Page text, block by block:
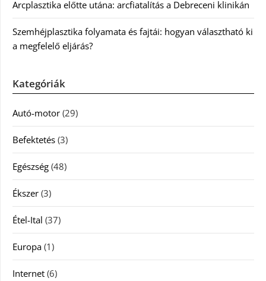
Arcplasztika előtte utána: arcfiatalítás a Debreceni klinikán
Szemhéjplasztika folyamata és fajtái: hogyan választható ki
a megfelelő eljárás?
Kategóriák
Autó-motor (29)
Befektetés (3)
Egészség (48)
Ékszer (3)
Étel-Ital (37)
Europa (1)
Internet (6)